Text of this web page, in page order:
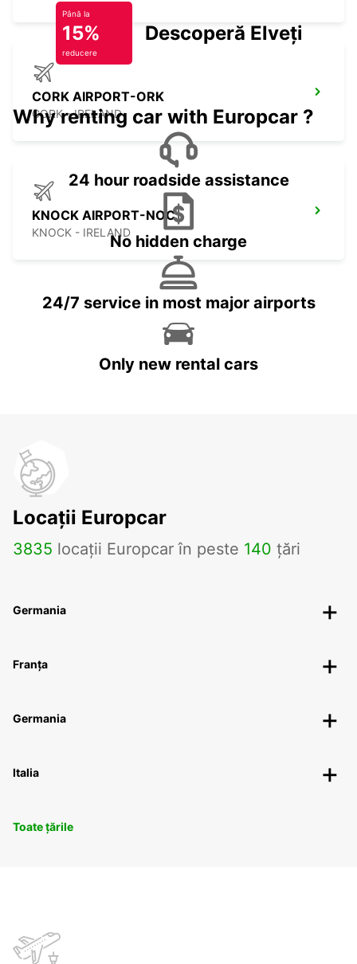
CORK AIRPORT-ORK
CORK - IRELAND
KNOCK AIRPORT-NOC
KNOCK - IRELAND
Până la
15%
reducere
Descoperă Elveția
Why renting car with Europcar ?
24 hour roadside assistance
No hidden charge
24/7 service in most major airports
Only new rental cars
Locații Europcar
3835 locații Europcar în peste 140 țări
Germania
Franța
Germania
Italia
Toate țările